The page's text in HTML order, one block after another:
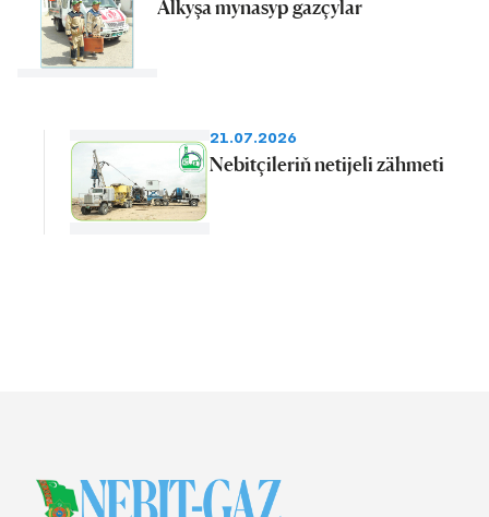
Alkyşa mynasyp gazçylar
21.07.2026
Nebitçileriň netijeli zähmeti